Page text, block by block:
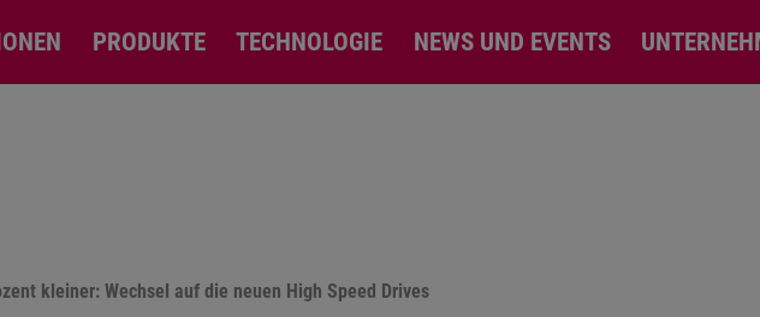
PRODUKTE TECHNOLOGIE NEWS UND EVENTS
kleiner: Wechsel auf die neuen High Speed Drives